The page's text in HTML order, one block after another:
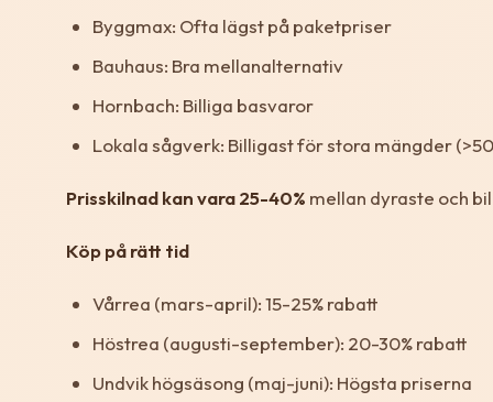
Byggmax: Ofta lägst på paketpriser
Bauhaus: Bra mellanalternativ
Hornbach: Billiga basvaror
Lokala sågverk: Billigast för stora mängder
Prisskilnad kan vara 25-40% mellan dyraste och
Köp på rätt tid
Vårrea (mars-april): 15-25% rabatt
Höstrea (augusti-september): 20-30% rabatt
Undvik högsäsong (maj-juni): Högsta priserna